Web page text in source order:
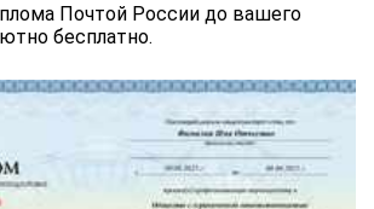
Почтой России до вашего
бесплатно.